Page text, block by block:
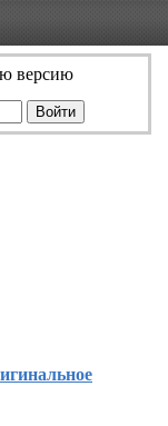
версию